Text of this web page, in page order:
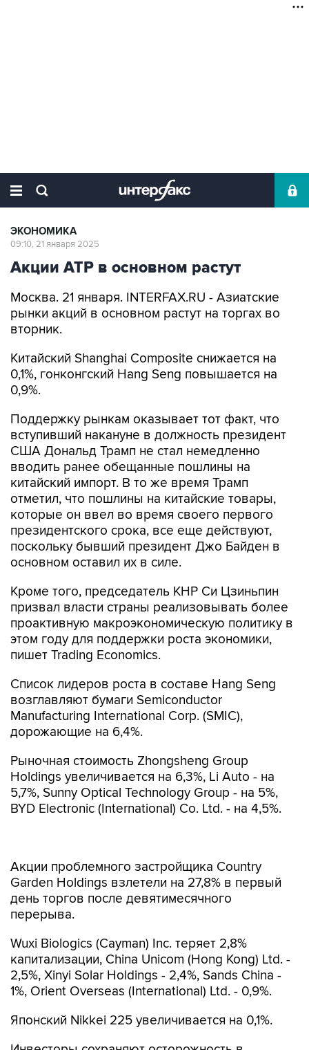
ЭКОНОМИКА
09:10, 21 января 2025
Акции АТР в основном растут
Москва. 21 января. INTERFAX.RU - Азиатские
рынки акций в основном растут на торгах во
вторник.
Китайский Shanghai Composite снижается на
0,1%, гонконгский Hang Seng повышается на
0,9%.
Поддержку рынкам оказывает тот факт, что
вступивший накануне в должность президент
США Дональд Трамп не стал немедленно
вводить ранее обещанные пошлины на
китайский импорт. В то же время Трамп
отметил, что пошлины на китайские товары,
которые он ввел во время своего первого
президентского срока, все еще действуют,
поскольку бывший президент Джо Байден в
основном оставил их в силе.
Кроме того, председатель КНР Си Цзиньпин
призвал власти страны реализовывать более
проактивную макроэкономическую политику в
этом году для поддержки роста экономики,
пишет Trading Economics.
Список лидеров роста в составе Hang Seng
возглавляют бумаги Semiconductor
Manufacturing International Corp. (SMIC),
дорожающие на 6,4%.
Рыночная стоимость Zhongsheng Group
Holdings увеличивается на 6,3%, Li Auto - на
5,7%, Sunny Optical Technology Group - на 5%,
BYD Electronic (International) Co. Ltd. - на 4,5%.
день торгов после девятимесячного
перерыва.
Wuxi Biologics (Cayman) Inc. теряет 2,8%
2,5%, Xinyi Solar Holdings - 2,4%, Sands China -
1%, Orient Overseas (International) Ltd. - 0,9%.
Японский Nikkei 225 увеличивается на 0,1%.
Инвесторы сохраняют осторожность в